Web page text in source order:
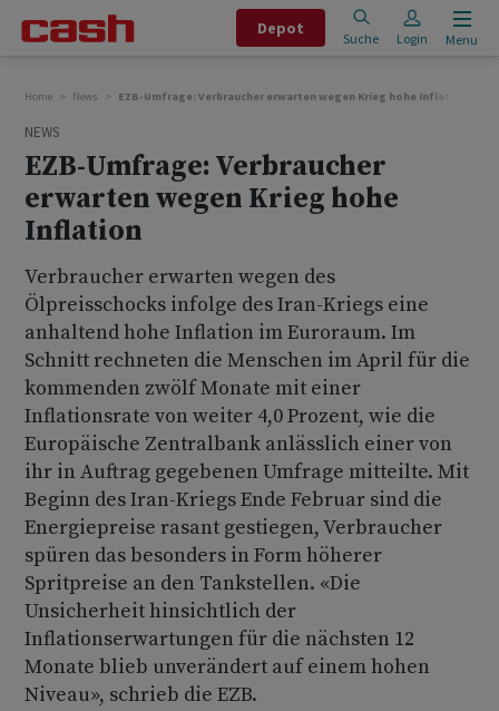
Depot
Suche Login Menu
Home News EZB-Umfrage: Verbraucher erwarten wegen Krieg hohe Inflation
NEWS
EZB-Umfrage: Verbraucher
erwarten wegen Krieg hohe
Inflation
Verbraucher erwarten wegen des
Ölpreisschocks infolge des Iran-Kriegs eine
anhaltend hohe Inflation im Euroraum. Im
Schnitt rechneten die Menschen im April für die
kommenden zwölf Monate mit einer
Inflationsrate von weiter 4,0 Prozent, wie die
Europäische Zentralbank anlässlich einer von
ihr in Auftrag gegebenen Umfrage mitteilte. Mit
Beginn des Iran-Kriegs Ende Februar sind die
Energiepreise rasant gestiegen, Verbraucher
spüren das besonders in Form höherer
Spritpreise an den Tankstellen. «Die
Unsicherheit hinsichtlich der
Inflationserwartungen für die nächsten 12
Monate blieb unverändert auf einem hohen
Niveau», schrieb die EZB.